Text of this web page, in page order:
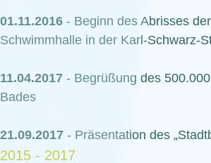
01.11.2016 - Beginn des Abrisses
Schwimmhalle in der Karl-Schwarz-
11.04.2017 - Begrüßung des
Bades
21.09.2017 - Präsentation des
2015 - 2017